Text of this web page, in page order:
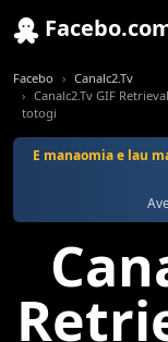
Facebo
Canalc2.Tv
Canalc2.Tv GIF
totogi
E manaomia e lau